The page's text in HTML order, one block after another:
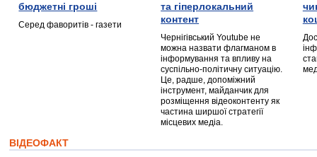
бюджетні гроші
Серед фаворитів - газети
та гіперлокальний
контент
Чернігівський Youtube не
можна назвати флагманом в
інформування та впливу на
суспільно-політичну ситуацію.
Це, радше, допоміжний
інструмент, майданчик для
розміщення відеоконтенту як
частина ширшої стратегії
місцевих медіа.
ВІДЕОФАКТ